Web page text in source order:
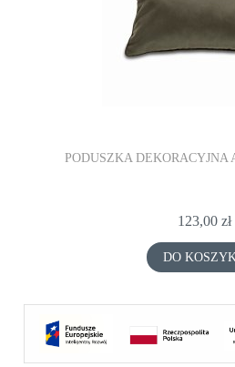
PODUSZKA DEKORACYJNA
123,00 zł
DO